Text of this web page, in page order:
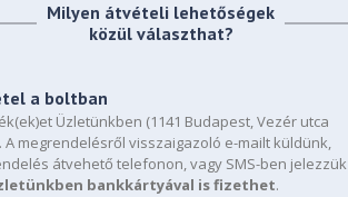
Milyen átvételi lehetőségek
közül választhat?
a boltban
Üzletünkben (1141 Budapest, Vezér utca
A megrendelésről visszaigazoló e-mailt küldünk,
átvehető telefonon, vagy SMS-ben jelezzük
bankkártyával is fizethet.